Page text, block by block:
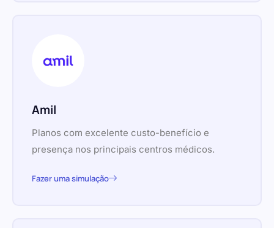
Amil
Planos com excelente custo-benefício e
presença nos principais centros médicos.
Fazer uma simulação